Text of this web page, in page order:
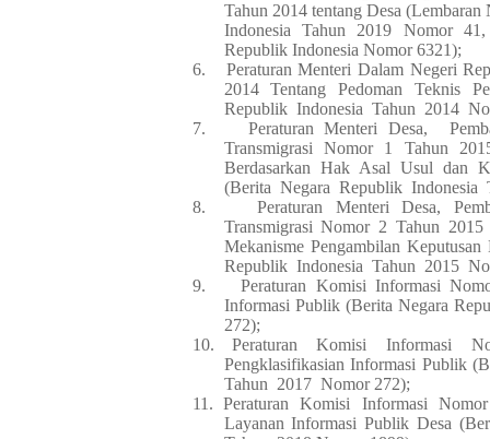
Tahun 2014 tentang Desa (Lembaran
Indonesia Tahun 2019 Nomor 41,
Republik Indonesia Nomor 6321);
6.
Peraturan Menteri Dalam Negeri
2014 Tentang Pedoman Teknis
Republik Indonesia Tahun 2014
7.
Peraturan Menteri Desa,
Transmigrasi Nomor 1 Tahun
Berdasarkan Hak Asal Usul dan
(Berita Negara Republik Indonesia
8.
Peraturan Menteri Desa,
Transmigrasi Nomor 2 Tahun
Mekanisme Pengambilan
Republik Indonesia Tahun 2015
9.
Peraturan Komisi Informasi
Informasi Publik (Berita Negara
272);
10.
Peraturan Komisi Informasi
Pengklasifikasian Informasi Publik
Tahun 2017 Nomor 272);
11. Peraturan Komisi Informasi
Layanan Informasi Publik Desa